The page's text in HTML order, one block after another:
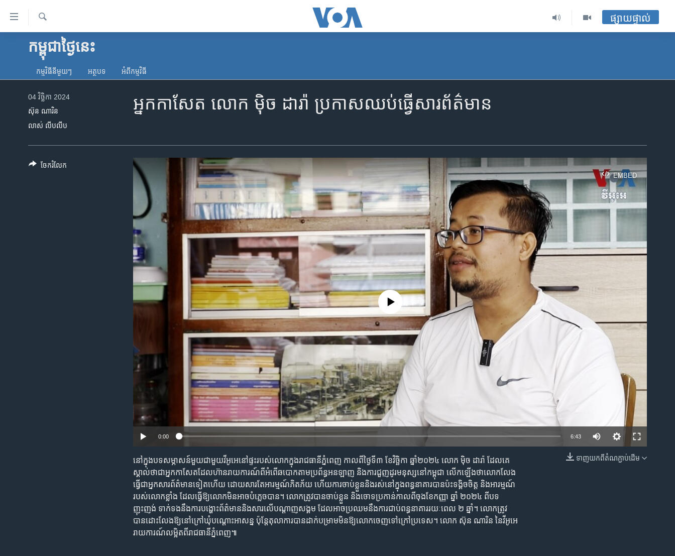
ទៅ​
គេហទំព័រ​
ទាក់ទង
និង​អាមេរិក
ហេឡូវីអូអេ
រក
ផ្សាយផ្ទាល់
កម្ពុជាថ្ងៃនេះ
កម្មវិធី​នីមួយៗ អត្ថបទ​ អំពី​កម្មវិធី​
អ្នក​កាសែត លោក ម៉ិច ដារ៉ា ប្រកាស​ឈប់​ធ្វើ​សារព័ត៌មាន
04 វិច្ឆិកា 2024
ស៊ុន ណារិន
លាស់ លីបលីប
EMBED
EMBED
No media source currently available
0:00 6:43
ទាញ​យក​ពី​តំណភ្ជាប់​ដើម
នៅក្នុងបទសម្ភាសន៍មួយជាមួយវីអូអេនៅផ្ទះរបស់លោកក្នុងរាជធានីភ្នំពេញ កាលពីថ្ងៃទី៣ ខែវិច្ឆិកា ឆ្នាំ២០២៤ លោក ម៉ិច ដារ៉ា ដែលគេ
ស្គាល់ថាជាអ្នកកាសែតដែលហ៊ានរាយការណ៍ពីអំពើឆបោកតាមប្រព័ន្ធអនឡាញ និងការជួញដូរមនុស្សនៅកម្ពុជា លើកឡើងថាលោកលែង
ធ្វើជាអ្នកសារព័ត៌មានទៀតហើយ ដោយសារតែអារម្មណ៍ភិតភ័យ ហើយការចាប់ខ្លួននិងរស់នៅក្នុងពន្ធនាគារបានប៉ះទង្គិចចិត្ត និងអារម្មណ៍
របស់លោកខ្លាំង ដែលធ្វើឱ្យលោកមិនអាចបំភ្លេចបាន។ លោកត្រូវបានចាប់ខ្លួន និងចោទប្រកាន់កាលពីចុងខែកញ្ញា ឆ្នាំ ២០២៤ ពីបទ
ញុះញង់ ទាក់ទងនឹងការបង្ហោះព័ត៌មាននិងសារលើបណ្តាញសង្គម ដែលអាចប្រឈមនឹងការជាប់ពន្ធនាគាររយៈពេល ២ ឆ្នាំ។ លោកត្រូវ
បានដោះលែងឱ្យនៅក្រៅឃុំបណ្តោះអាសន្ន ប៉ុន្តែតុលាការបានដាក់បម្រាមមិនឱ្យលោកចេញទៅក្រៅប្រទេស។ លោក ស៊ុន ណារិន នៃវីអូអេ
រាយការណ៍លម្អិតពីរាជធានីភ្នំពេញ៕
ចែករំលែក